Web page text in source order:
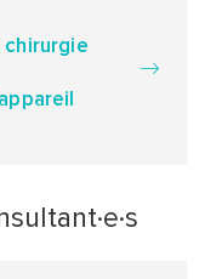
chirurgie